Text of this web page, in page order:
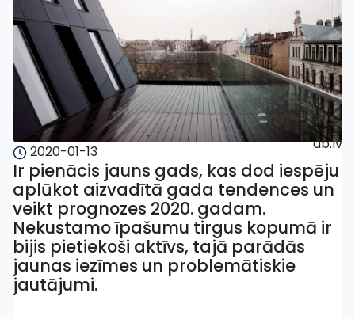
2020-01-13 db.lv
Ir pienācis jauns gads, kas dod iespēju
aplūkot aizvadītā gada tendences un
veikt prognozes 2020. gadam.
Nekustamo īpašumu tirgus kopumā ir
bijis pietiekoši aktīvs, tajā parādās
jaunas iezīmes un problemātiskie
jautājumi.